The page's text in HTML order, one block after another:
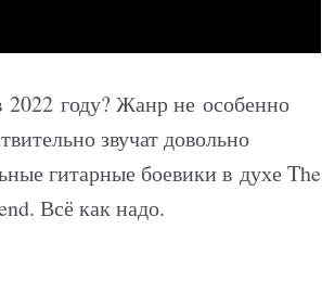
году? Жанр не особенно
звучат довольно
гитарные боевики в духе The
Всё как надо.